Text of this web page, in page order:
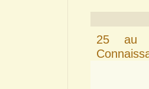
25 au